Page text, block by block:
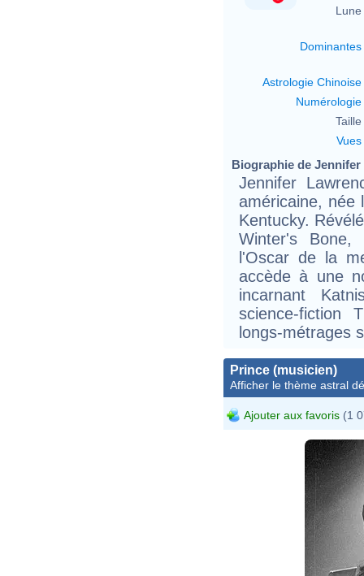
Lune
Dominantes
Astrologie Chinoise
Numérologie
Taille
Vues
Biographie de
Jennifer
américaine, née
Kentucky.
Winter's
l'Oscar de la
accède à une
incarnant
science-fiction
longs-métrages
Prince (musicien)
Afficher le thème astral
Ajouter aux favoris (1